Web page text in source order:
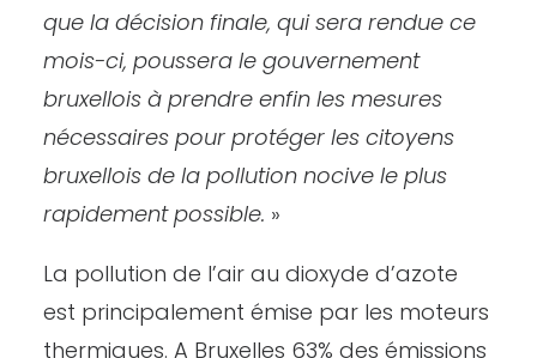
que la décision finale, qui sera rendue ce
mois-ci, poussera le gouvernement
bruxellois à prendre enfin les mesures
nécessaires pour protéger les citoyens
bruxellois de la pollution nocive le plus
rapidement possible. »
La pollution de l’air au dioxyde d’azote
est principalement émise par les moteurs
thermiques. A Bruxelles 63% des émissions